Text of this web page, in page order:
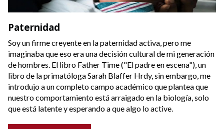
Paternidad
Soy un firme creyente en la paternidad activa, pero me
imaginaba que eso era una decisión cultural de mi generación
de hombres. El libro Father Time ("El padre en escena"), un
libro de la primatóloga Sarah Blaffer Hrdy, sin embargo, me
introdujo a un completo campo académico que plantea que
nuestro comportamiento está arraigado en la biología, solo
que está latente y esperando a que algo lo active.